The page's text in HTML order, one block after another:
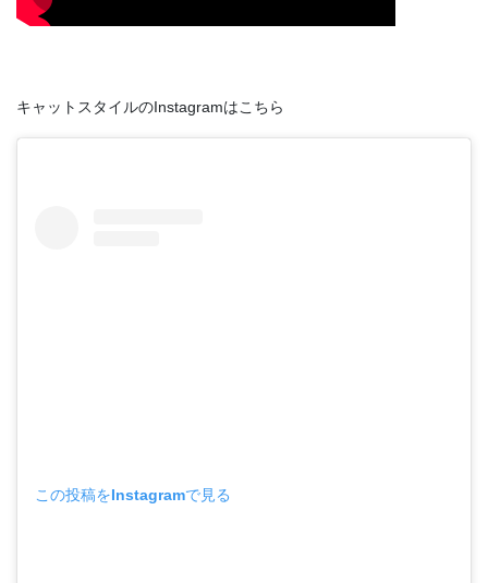
キャットスタイルのInstagramはこちら
この投稿をInstagramで見る